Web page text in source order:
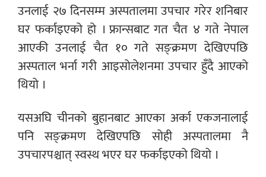
उनलाई २७ दिनसम्म अस्पतालमा उपचार गरेर शनिबार
घर फर्काइएको हो । फ्रान्सबाट गत चैत ४ गते नेपाल
आएकी उनलाई चैत १० गते सङ्क्रमण देखिएपछि
अस्पताल भर्ना गरी आइसोलेशनमा उपचार हुँदै आएको
थियो ।
यसअघि चीनको बुहानबाट आएका अर्का एकजनालाई
पनि सङ्क्रमण देखिएपछि सोही अस्पतालमा नै
उपचारपश्चात् स्वस्थ भएर घर फर्काइएको थियो ।